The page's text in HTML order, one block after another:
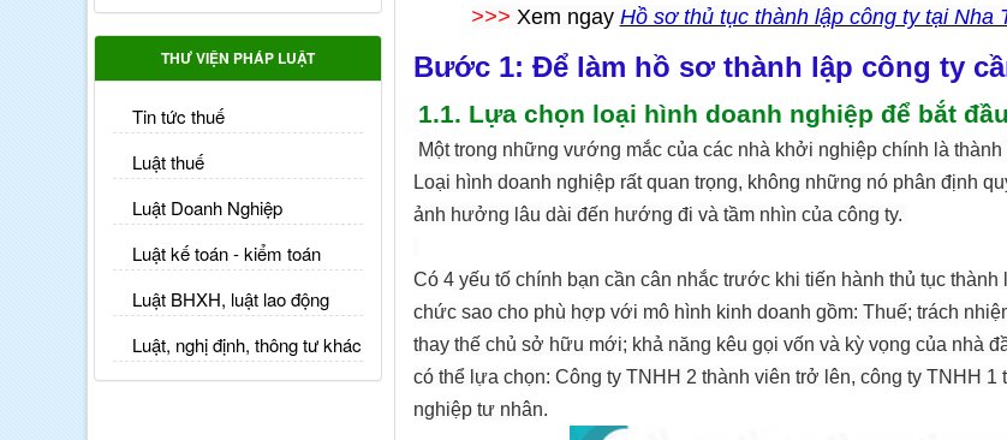
>>> Xem ngay Hồ sơ thủ tục thành lập công ty tại Nha
Bước 1: Để làm hồ sơ thành lập công ty
1.1. Lựa chọn loại hình doanh nghiệp để bắt
Một trong những vướng mắc của các nhà khởi nghiệp chính là
Loại hình doanh nghiệp rất quan trọng, không những nó phân định
ảnh hưởng lâu dài đến hướng đi và tầm nhìn của công ty.
Có 4 yếu tố chính bạn cần cân nhắc trước khi tiến hành thủ tục
chức sao cho phù hợp với mô hình kinh doanh gồm: Thuế; trách
thay thế chủ sở hữu mới; khả năng kêu gọi vốn và kỳ vọng của nhà
có thể lựa chọn: Công ty TNHH 2 thành viên trở lên, công ty TNHH
nghiệp tư nhân.
THƯ VIỆN PHÁP LUẬT
Tin tức thuế
Luật thuế
Luật Doanh Nghiệp
Luật kế toán - kiểm toán
Luật BHXH, luật lao động
Luật, nghị định, thông tư khác